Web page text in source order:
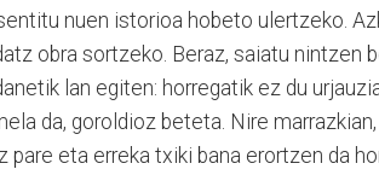
nuen istorioa hobeto ulertzeko.
obra sortzeko. Beraz, saiatu nintzen
lan egiten: horregatik ez du
da, goroldioz beteta. Nire
pare eta erreka txiki bana erortzen da